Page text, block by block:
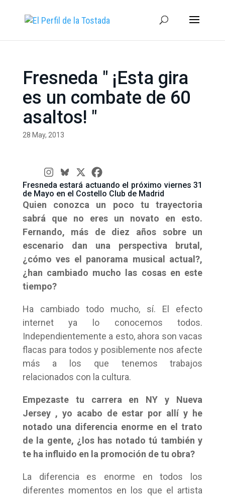
Fresneda " ¡Esta gira
es un combate de 60
asaltos! "
28 May, 2013
Fresneda estará actuando el próximo viernes 31
de Mayo en el Costello Club de Madrid
Quien conozca un poco tu trayectoria
sabrá que no eres un novato en esto.
Fernando, más de diez años sobre un
escenario dan una perspectiva brutal,
¿cómo ves el panorama musical actual?,
¿han cambiado mucho las cosas en este
tiempo?
Ha cambiado todo mucho, sí. El efecto
internet ya lo conocemos todos.
Independientemente a esto, ahora son vacas
flacas para todos y posiblemente nos afecte
más a los que tenemos trabajos
relacionados con la cultura.
Empezaste tu carrera en NY y Nueva
Jersey , yo acabo de estar por allí y he
notado una diferencia enorme en el trato
de la gente, ¿los has notado tú también y
te ha influido en la promoción de tu obra?
La diferencia es enorme en todos los
diferentes momentos en los que el artista